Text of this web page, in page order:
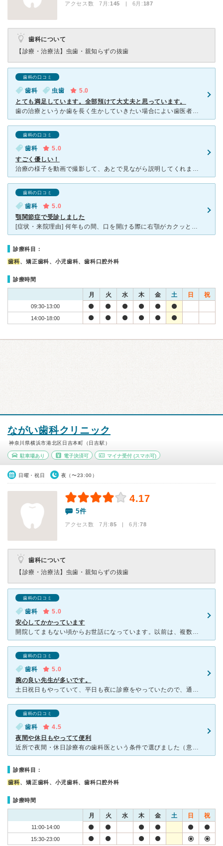
アクセス数 7月:145 | 6月:187
歯科について
【診療・治療法】 虫歯・親知らずの抜歯
歯科の口コミ
歯科 虫歯
5.0
とても満足しています。全部預けて大丈夫と思っています。
歯の治療というか歯を長く生かしていきたい場合によい歯医者だと思いました。 まず私の場合はですが治療自体の通院回数が少なくて済みました。 一度で終了というわけではありませんが、ある程度までは一回で治
歯科の口コミ
歯科
5.0
すごく優しい！
治療の様子を動画で撮影して、あとで見ながら説明してくれました。マイクロスコープを使ってるので、削りすぎてないというのも、嬉しかったです。 セラミックの白い歯にしてもらいましたが、通院１回だけで終わり
歯科の口コミ
歯科
5.0
顎関節症で受診しました
[症状・来院理由] 何年もの間、口を開ける際に右顎がカクッと音がしていました。受診した日の朝、起きると右顎が引っ掛かったように口が全く開けられなくなっていました。 [医師の診断・治療法] レント
診療科目：
歯科、矯正歯科、小児歯科、歯科口腔外科
診療時間
月 火 水 木 金 土 日 祝
09:30-13:00
14:00-18:00
ながい歯科クリニック
神奈川県横浜市港北区日吉本町（日吉駅）
駐車場あり 電子決済可 マイナ受付 (スマホ可)
日曜・祝日 夜（〜23:00）
4.17
5件
アクセス数 7月:85 | 6月:78
歯科について
【診療・治療法】 虫歯・親知らずの抜歯
歯科の口コミ
歯科
5.0
安心してかかっています
開院してまもない頃からお世話になっています。以前は、複数先生がいて、年中無休で治療されてましたが、現在(2020.6)は週休2日、院長お一人で治療に当たられているようです。院長は、治療中の痛みに予め細
歯科の口コミ
歯科
5.0
腕の良い先生が多いです。
土日祝日もやっていて、平日も夜に診療をやっていたので、通院していました。 最初に担当してもらっていた先生は、余計なことは話しませんがませんが、きちんと話を聞いてくださり、説明も丁寧にわかりやすくして
歯科の口コミ
歯科
4.5
夜間や休日もやってて便利
近所で夜間・休日診療有の歯科医という条件で選びました（意外に少ないです）。 院長が若くイケメンで雑誌などのメディアに出ており、軽薄な印象を勝手に抱いてしまい最初は不安でした。ですが、スタッフや医師の
診療科目：
歯科、矯正歯科、小児歯科、歯科口腔外科
診療時間
月 火 水 木 金 土 日 祝
11:00-14:00
15:30-23:00